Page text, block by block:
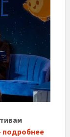
подробнее